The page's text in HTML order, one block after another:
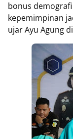
bonus
kepemimpinan
ujar Ayu Agung